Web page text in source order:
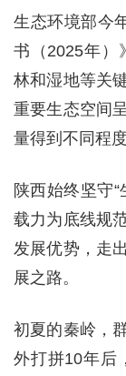
生态环境部今
书（2025年）
林和湿地等关
重要生态空间
量得到不同程
陕西始终坚守
载力为底线规
发展优势，走
展之路。
初夏的秦岭，
外打拼10年后